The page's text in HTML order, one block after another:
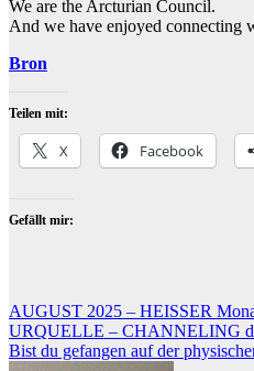
We are the Arcturian Council.
And we have enjoyed connecting
Bron
Teilen mit:
X Facebook
Gefällt mir:
Beitragsnavigation
AUGUST 2025 – HEISSER
URQUELLE – CHANNELING
Bist du gefangen auf der